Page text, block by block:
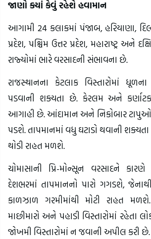
જાણો ક્યાં કેવું રહેશે હવામાન
આગામી 24 કલાકમાં પંજાબ, હરિયાણા,
પ્રદેશ, પશ્ચિમ ઉત્તર પ્રદેશ, મહારાષ્ટ્ર અને
રાજ્યોમાં ભારે વરસાદની સંભાવના છે.
રાજસ્થાનના કેટલાક વિસ્તારોમાં
પડવાની શક્યતા છે. કેરલમ અને
આગાહી છે. આંદામાન અને નિકોબાર
પડશે. તાપમાનમાં વધુ ઘટાડો થવાની
થોડી રાહત મળશે.
ચોમાસાની પ્રિ-મોન્સૂન વરસાદને
દેશભરમાં તાપમાનનો પારો ગગડશે,
કાળઝાળ ગરમીમાંથી મોટી રાહત
માછીમારો અને પહાડી વિસ્તારોમાં રહેતા
જોખમી વિસ્તારોમાં ન જવાની અપીલ કરી છે.